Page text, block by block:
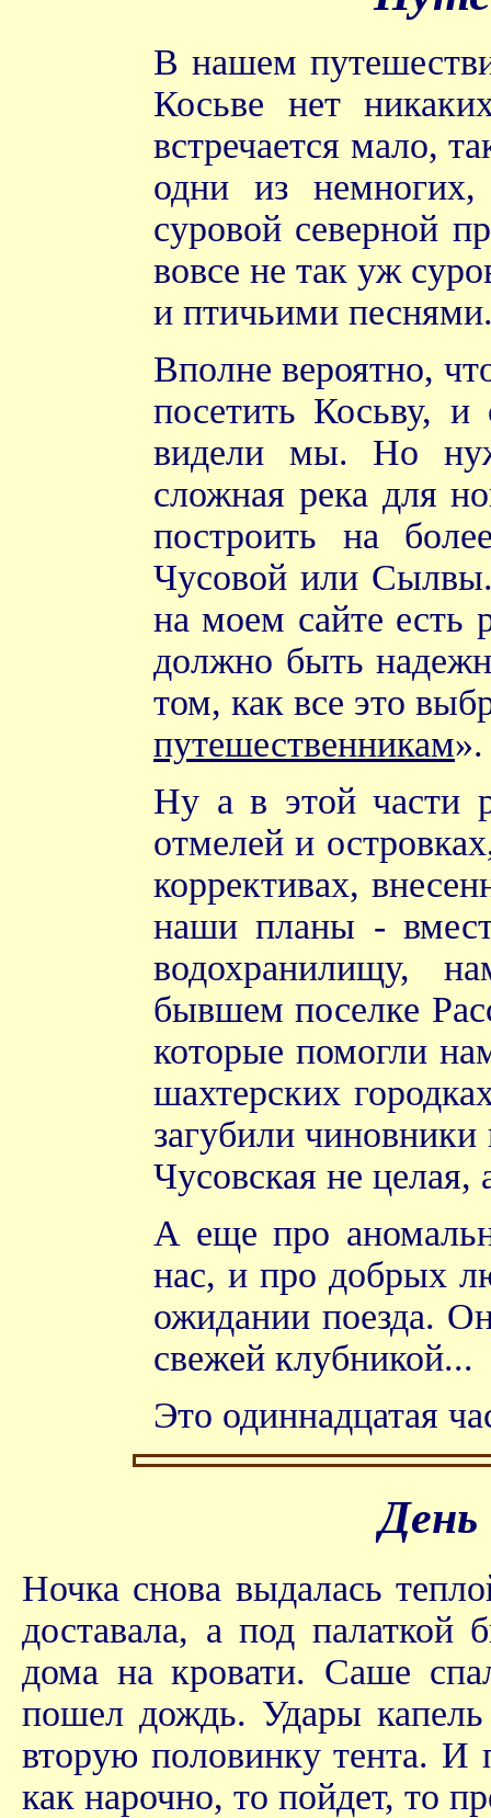
В нашем
Косьве нет
встречается мало,
одни из
суровой северной
вовсе не так уж
и птичьими
Вполне вероятно,
посетить Косьву, и
видели мы. Но
сложная река для
построить на
Чусовой или
на моем сайте есть
должно быть
том, как все это
путешественникам».
Ну а в этой части
отмелей и
коррективах,
наши планы -
водохранилищу,
бывшем поселке
которые помогли
шахтерских
загубили
Чусовская не
А еще про
нас, и про добрых
ожидании поезда.
свежей клубникой...
Это одиннадцатая
День
Ночка снова выдалась
доставала, а под
дома на кровати. Саше
пошел дождь. Удары капель
вторую половинку тента.
как нарочно, то пойдет, то